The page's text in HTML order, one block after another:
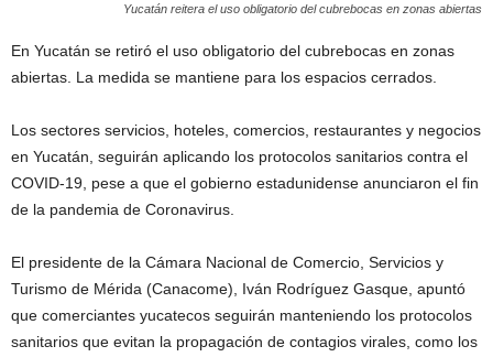
Yucatán reitera el uso obligatorio del cubrebocas en zonas abiertas
En Yucatán se retiró el uso obligatorio del cubrebocas en zonas
abiertas. La medida se mantiene para los espacios cerrados.
Los sectores servicios, hoteles, comercios, restaurantes y negocios
en Yucatán, seguirán aplicando los protocolos sanitarios contra el
COVID-19, pese a que el gobierno estadunidense anunciaron el fin
de la pandemia de Coronavirus.
El presidente de la Cámara Nacional de Comercio, Servicios y
Turismo de Mérida (Canacome), Iván Rodríguez Gasque, apuntó
que comerciantes yucatecos seguirán manteniendo los protocolos
sanitarios que evitan la propagación de contagios virales, como los